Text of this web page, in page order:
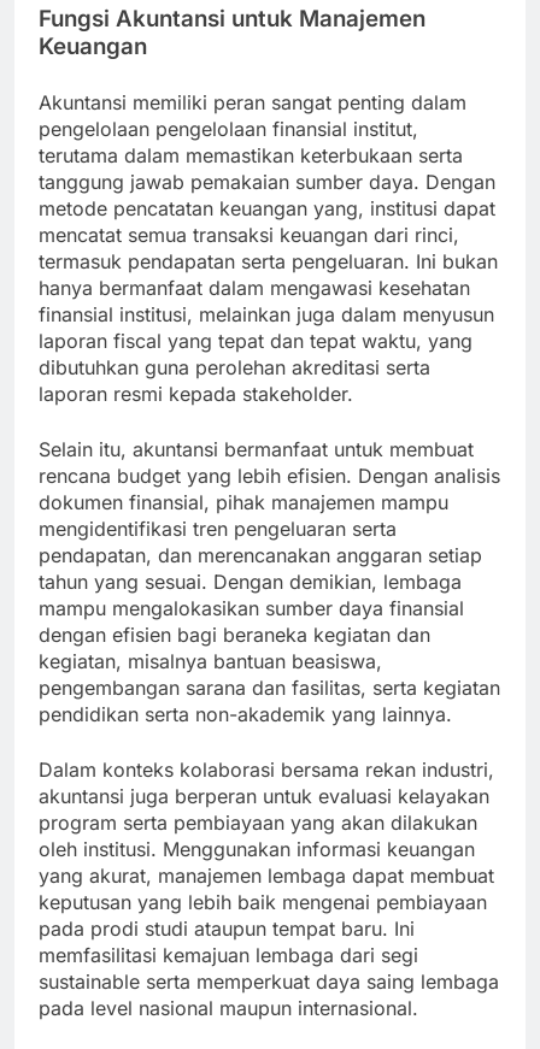
Fungsi Akuntansi untuk Manajemen
Keuangan
Akuntansi memiliki peran sangat penting dalam
pengelolaan pengelolaan finansial institut,
terutama dalam memastikan keterbukaan serta
tanggung jawab pemakaian sumber daya. Dengan
metode pencatatan keuangan yang, institusi dapat
mencatat semua transaksi keuangan dari rinci,
termasuk pendapatan serta pengeluaran. Ini bukan
hanya bermanfaat dalam mengawasi kesehatan
finansial institusi, melainkan juga dalam menyusun
laporan fiscal yang tepat dan tepat waktu, yang
dibutuhkan guna perolehan akreditasi serta
laporan resmi kepada stakeholder.
Selain itu, akuntansi bermanfaat untuk membuat
rencana budget yang lebih efisien. Dengan analisis
dokumen finansial, pihak manajemen mampu
mengidentifikasi tren pengeluaran serta
pendapatan, dan merencanakan anggaran setiap
tahun yang sesuai. Dengan demikian, lembaga
mampu mengalokasikan sumber daya finansial
dengan efisien bagi beraneka kegiatan dan
kegiatan, misalnya bantuan beasiswa,
pengembangan sarana dan fasilitas, serta kegiatan
pendidikan serta non-akademik yang lainnya.
Dalam konteks kolaborasi bersama rekan industri,
akuntansi juga berperan untuk evaluasi kelayakan
program serta pembiayaan yang akan dilakukan
oleh institusi. Menggunakan informasi keuangan
yang akurat, manajemen lembaga dapat membuat
keputusan yang lebih baik mengenai pembiayaan
pada prodi studi ataupun tempat baru. Ini
memfasilitasi kemajuan lembaga dari segi
sustainable serta memperkuat daya saing lembaga
pada level nasional maupun internasional.